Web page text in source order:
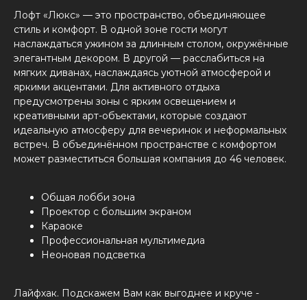
Лофт «Люкс» — это пространство, объединяющее
стиль и комфорт. В одной зоне гости могут
наслаждаться ужином за длинным столом, окружённые
элегантным декором. В другой — расслабиться на
мягких диванах, наслаждаясь уютной атмосферой и
яркими акцентами. Для активного отдыха
предусмотрены зоны с ярким освещением и
креативными арт-объектами, которые создают
идеальную атмосферу для вечеринок и неформальных
встреч. В объединённом пространстве с комфортом
может разместиться большая компания до 46 человек.
Общая лобби зона
Проектор с большим экраном
Караоке
Профессиональная мультимедиа
Неоновая подсветка
Лайфхак. Подскажем Вам как выгоднее и круче -